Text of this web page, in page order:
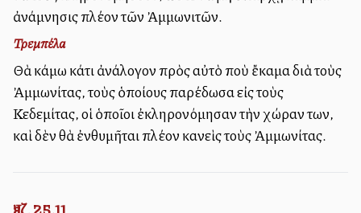
ἀνάμνησις πλέον τῶν Ἀμμωνιτῶν.
Τρεμπέλα
Θὰ κάμω κάτι ἀνάλογον πρὸς αὐτὸ ποὺ ἔκαμα διὰ τοὺς
Ἀμμωνίτας, τοὺς ὁποίους παρέδωσα εἰς τοὺς
Κεδεμίτας, οἱ ὁποῖοι ἐκληρονόμησαν τὴν χώραν των,
καὶ δὲν θὰ ἐνθυμῆται πλέον κανεὶς τοὺς Ἀμμωνίτας.